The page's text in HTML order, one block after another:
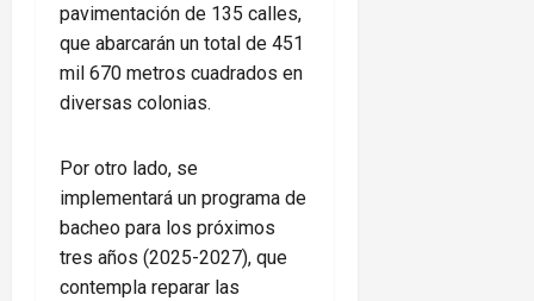
pavimentación de 135 calles,
que abarcarán un total de 451
mil 670 metros cuadrados en
diversas colonias.
Por otro lado, se
implementará un programa de
bacheo para los próximos
tres años (2025-2027), que
contempla reparar las